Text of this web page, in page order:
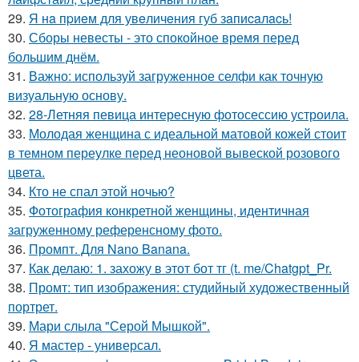
29. Я нa пpиeм для увeличeния губ зaпиcaлacь!
30. Сборы невесты - это спокойное время перед
большим днём.
31. Важно: используй загруженное селфи как точную
визуальную основу.
32. 28-Летняя певица интересную фотосессию устроила.
33. Молодая женщина с идеальной матовой кожей стоит
в темном переулке перед неоновой вывеской розового
цвета.
34. Кто не спал этой ночью?
35. Фотография конкретной женщины, идентичная
загруженному референсному фото.
36. Промпт. Для Nano Banana.
37. Как делаю: 1. захожу в этот бот тг (t. me/Chatgpt_Pr.
38. Промт: тип изображения: студийный художественный
портрет.
39. Мари слыла "Серой Мышкой".
40. Я мастер - универсал.